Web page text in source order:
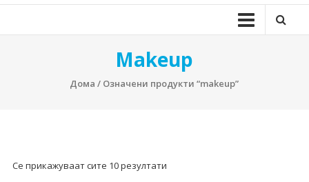
Makeup
Дома / Означени продукти “makeup”
Се прикажуваат сите 10 резултати